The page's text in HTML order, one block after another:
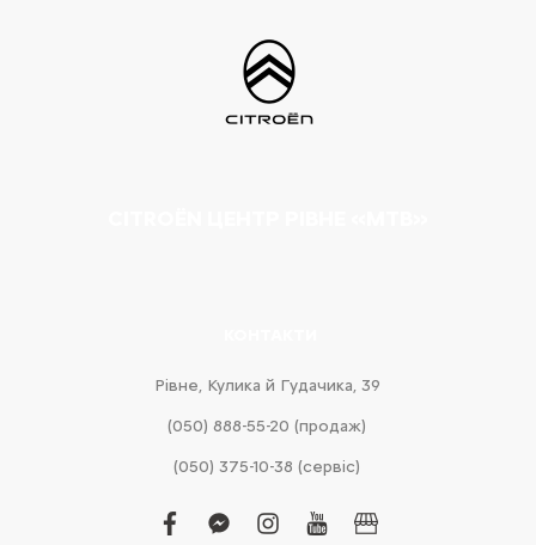
Рівне, Кулика й Гудачика, 39
(050) 888-55-20 (продаж)
(050) 375-10-38 (сервіс)
facebook
facebook-
instagram
youtubebusiness